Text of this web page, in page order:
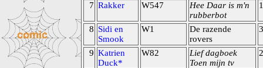
7 Rakker W547
Hee Daar is m'n
rubberbot
8 Sidi en
Smook
W1
De razende
rovers
3
9 Katrien
Duck*
W82
Lief dagboek
Toen mijn tv
2